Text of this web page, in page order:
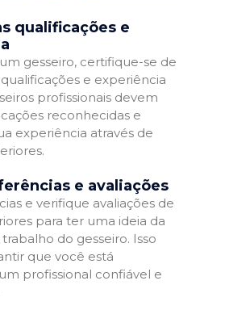
qualificações e
gesseiro, certifique-se de
e experiência
profissionais devem
reconhecidas e
experiência através de
e avaliações
e verifique avaliações de
para ter uma ideia da
do gesseiro. Isso
que você está
profissional confiável e